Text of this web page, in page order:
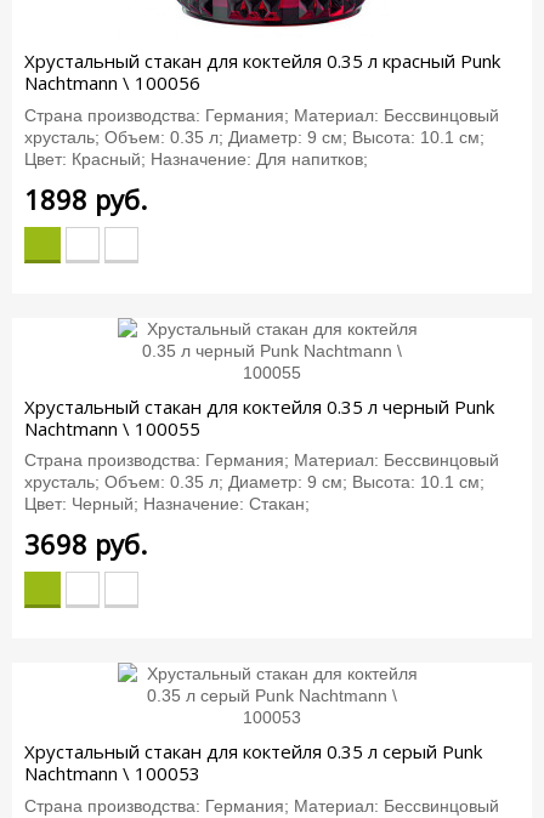
Хрустальный стакан для коктейля 0.35 л красный Punk
Nachtmann \ 100056
Страна производства: Германия; Материал: Бессвинцовый
хрусталь; Объем: 0.35 л; Диаметр: 9 см; Высота: 10.1 см;
Цвет: Красный; Назначение: Для напитков;
1898 руб.
Хрустальный стакан для коктейля 0.35 л черный Punk
Nachtmann \ 100055
Страна производства: Германия; Материал: Бессвинцовый
хрусталь; Объем: 0.35 л; Диаметр: 9 см; Высота: 10.1 см;
Цвет: Черный; Назначение: Стакан;
3698 руб.
Хрустальный стакан для коктейля 0.35 л серый Punk
Nachtmann \ 100053
Страна производства: Германия; Материал: Бессвинцовый